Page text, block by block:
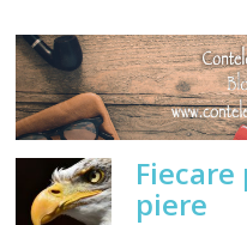
piere